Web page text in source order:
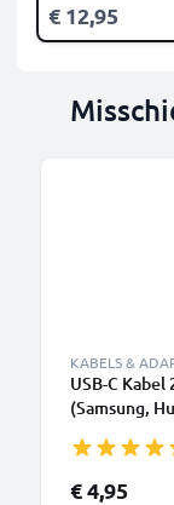
€ 12,95
KABELS &
USB-C
(Samsung,
Oplaadkabel
€ 4,95